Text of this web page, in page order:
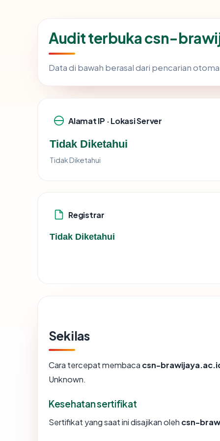
Audit terbuka csn-
Data di bawah berasal dari pencarian
Alamat IP · Lokasi Server
Tidak Diketahui
Tidak Diketahui
Registrar
Tidak Diketahui
Sekilas
Cara tercepat membaca csn-
Unknown.
Kesehatan sertifikat
Sertifikat yang saat ini disajikan oleh csn-